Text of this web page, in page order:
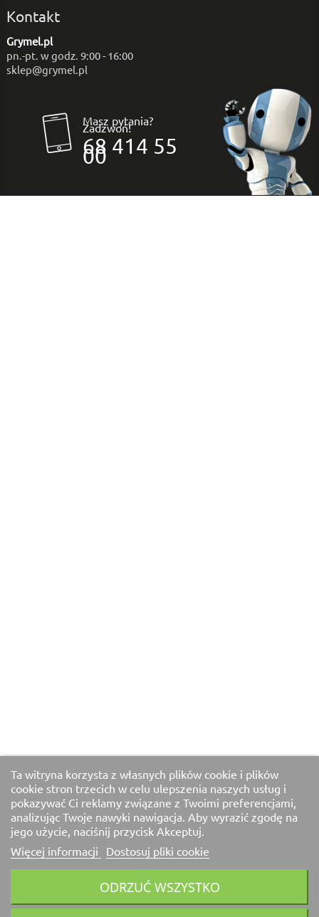
Ta witryna korzysta z własnych plików cookie i plików
cookie stron trzecich w celu ulepszenia naszych usług i
pokazywać Ci reklamy związane z Twoimi preferencjami,
analizując Twoje nawyki nawigacja. Aby wyrazić zgodę na
jego użycie, naciśnij przycisk Akceptuj.
Więcej informacji
Dostosuj pliki cookie
ODRZUĆ WSZYSTKO
Kontakt
Grymel.pl
pn.-pt. w godz. 9:00 - 16:00
sklep@grymel.pl
Masz pytania?
Zadzwoń!
68 414 55
00